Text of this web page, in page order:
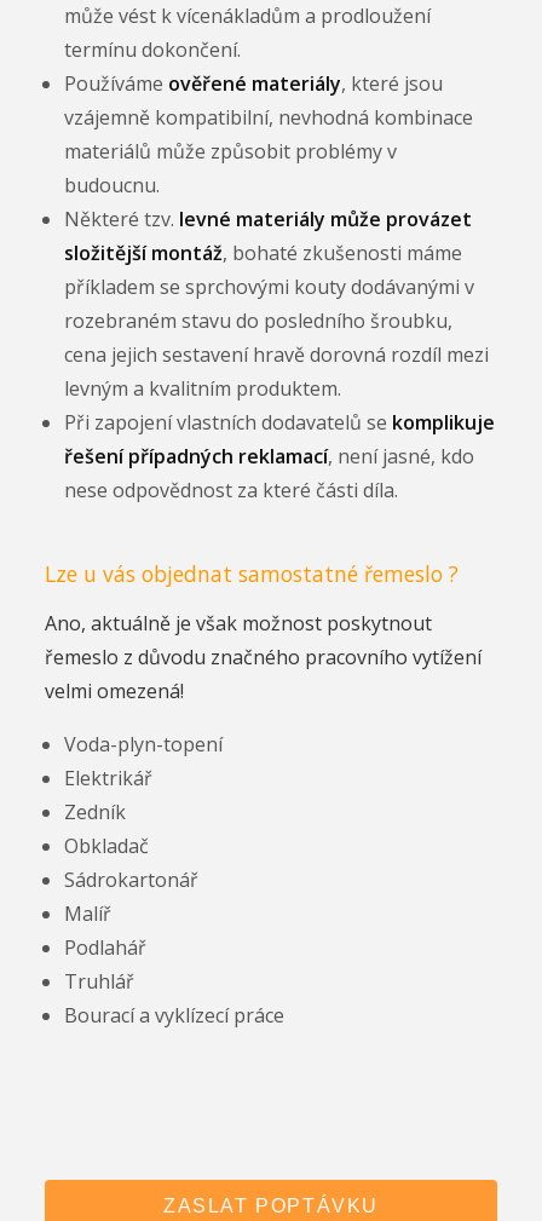
může vést k vícenákladům a prodloužení
termínu dokončení.
Používáme ověřené materiály, které jsou
vzájemně kompatibilní, nevhodná kombinace
materiálů může způsobit problémy v
budoucnu.
Některé tzv. levné materiály může provázet
složitější montáž, bohaté zkušenosti máme
příkladem se sprchovými kouty dodávanými v
rozebraném stavu do posledního šroubku,
cena jejich sestavení hravě dorovná rozdíl mezi
levným a kvalitním produktem.
Při zapojení vlastních dodavatelů se komplikuje
řešení případných reklamací, není jasné, kdo
nese odpovědnost za které části díla.
Lze u vás objednat samostatné řemeslo ?
Ano, aktuálně je však možnost poskytnout
řemeslo z důvodu značného pracovního vytížení
velmi omezená!
Voda-plyn-topení
Elektrikář
Zedník
Obkladač
Sádrokartonář
Malíř
Podlahář
Truhlář
Bourací a vyklízecí práce
ZASLAT POPTÁVKU